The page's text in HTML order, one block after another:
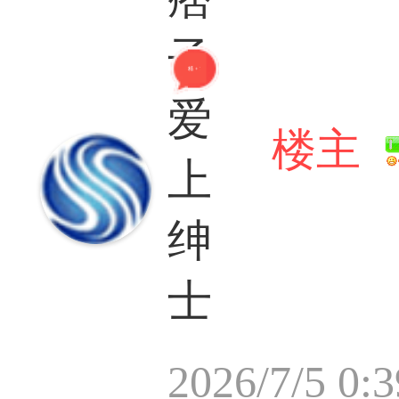
精 + 7
子
爱
上
绅
士
楼主
2026/7/5